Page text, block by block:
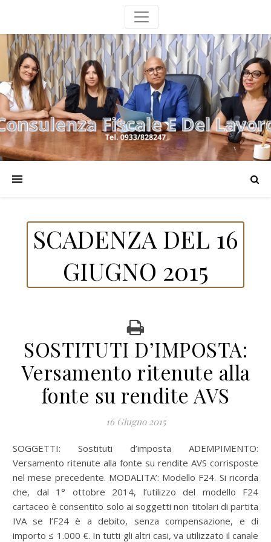
SCADENZA DEL 16
GIUGNO 2015
SOSTITUTI D’IMPOSTA:
Versamento ritenute alla
fonte su rendite AVS
16 Giugno 2015
SOGGETTI: Sostituti d’imposta ADEMPIMENTO:
Versamento ritenute alla fonte su rendite AVS corrisposte
nel mese precedente. MODALITA’: Modello F24. Si ricorda
che, dal 1° ottobre 2014, l’utilizzo del modello F24
cartaceo è consentito solo ai soggetti non titolari di partita
IVA se l’F24 è a debito, senza compensazione, e di
importo ≤ 1.000 €. In tutti gli altri casi, va utilizzato il canale